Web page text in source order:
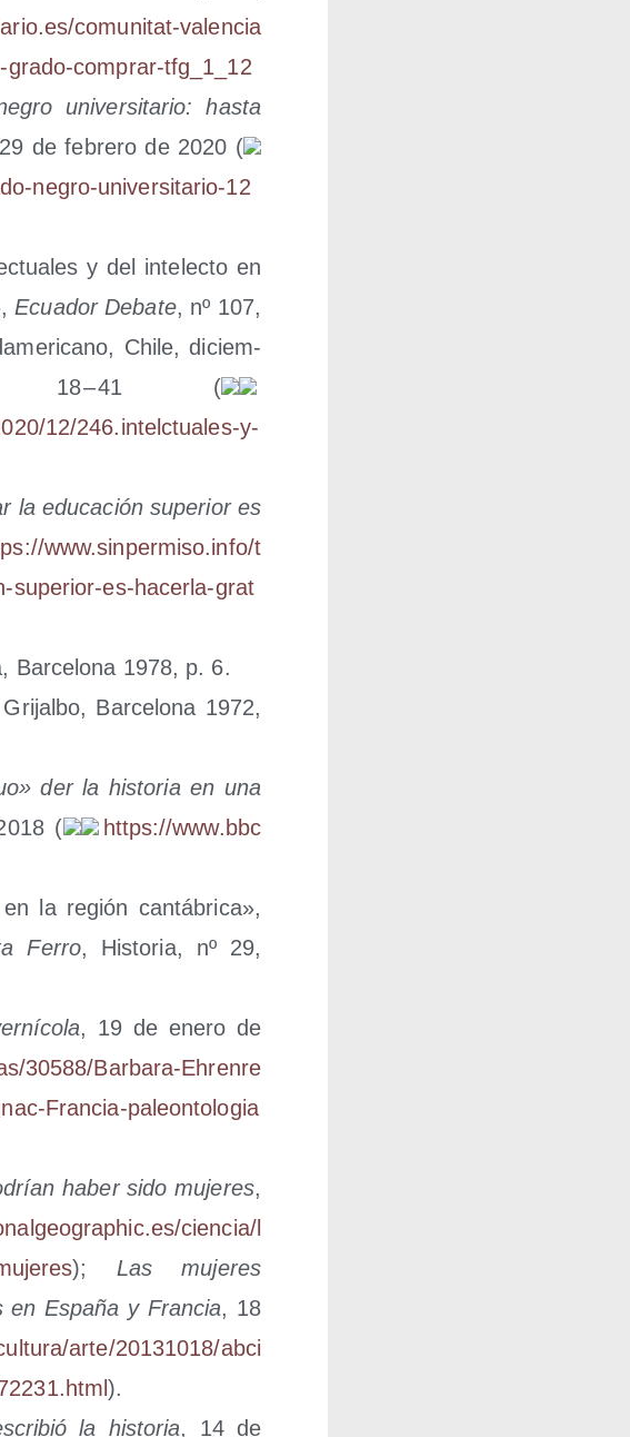
​c​o​m​u​n​i​t​a​t​-​v​a​l​e​n​c​i​a​
​c​o​m​p​r​a​r​-​t​f​g​_​1​_​1​2​
uni­ver­si­ta­rio: has­ta
de febre­ro de 2020 (
​n​e​g​r​o​-​u​n​i​v​e​r​s​i​t​a​r​i​o​-​1​2​
y del inte­lec­to en
Ecua­dor Deba­te, nº 107,
Chi­le, diciem­
– 41 (
12/246.intelctuales-y-
la edu­ca­ción supe­rior es
​www​.sin​per​mi​so​.info/​t​
​s​u​p​e​r​i​o​r​-​e​s​-​h​a​c​e​r​l​a​-​g​r​a​t​
Bar­ce­lo­na 1978, p. 6.
Bar­ce­lo­na 1972,
der la his­to­ria en una
(
https://​www​.bbc​
la región can­tá­bri­ca»,
Ferro, His­to­ria, nº 29,
, 19 de enero de
​3​0​5​8​8​/​B​a​r​b​a​r​a​-​E​h​r​e​n​r​e​
​F​r​a​n​c​i​a​-​p​a​l​e​o​n​t​o​l​o​g​i​a​
haber sido muje­res,
​c​i​e​n​c​i​a​/​l​
); Las muje­res
Espa­ña y Fran­cia, 18
​a​r​t​e​/​2​0​1​3​1​0​1​8​/​a​b​c​i​
).
la his­to­ria, 14 de